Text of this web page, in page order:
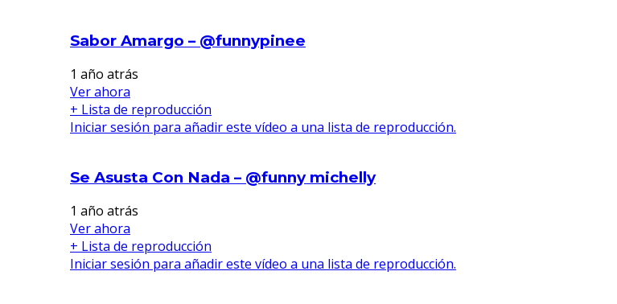
Sabor Amargo – @funnypinee
1 año atrás
Ver ahora
+ Lista de reproducción
Iniciar sesión para añadir este vídeo a una lista de reproducción.
Se Asusta Con Nada – @funny michelly
1 año atrás
Ver ahora
+ Lista de reproducción
Iniciar sesión para añadir este vídeo a una lista de reproducción.